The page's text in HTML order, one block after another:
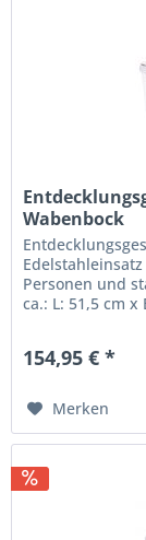
Wabenbock
Personen und
ca.: L: 51,5 cm x
154,95 € *
Merken